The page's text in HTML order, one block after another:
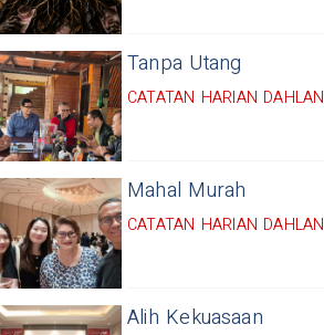
Tanpa Utang
CATATAN HARIAN DAHLAN
Mahal Murah
CATATAN HARIAN DAHLAN
Alih Kekuasaan